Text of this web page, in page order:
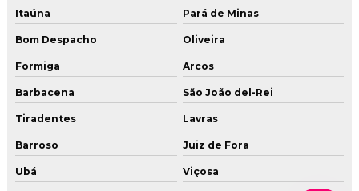
Tubo de cobre para gas preço
Tubulação para gas
Tubulação de gas glp residencial
Tubulação de gas predial
Tubulação para gás residencial
Tubulação instalação gas
Itaúna Pará de Minas
Bom Despacho Oliveira
Formiga Arcos
Barbacena São João del-Rei
Tiradentes Lavras
Barroso Juiz de Fora
Ubá Viçosa